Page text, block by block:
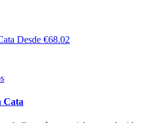
Desde €68.02
Cata